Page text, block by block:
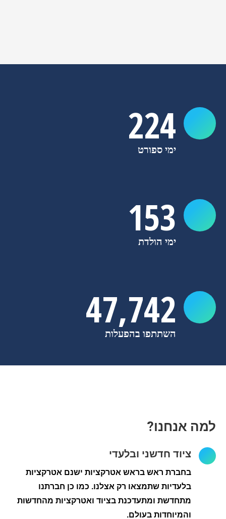
224
ימי ספורט
153
ימי הולדת
47,850
השתתפו בהפעלות
למה אנחנו?
ציוד חדשני ובלעדי
בחברת ראש בראש אטרקציות ישנם אטרקציות
בלעדיות שתמצאו רק אצלנו. כמו כן חברתנו
מתחדשת ומתעדכנת בציוד ואטרקציות מהחדשות
והמיוחדות בעולם.